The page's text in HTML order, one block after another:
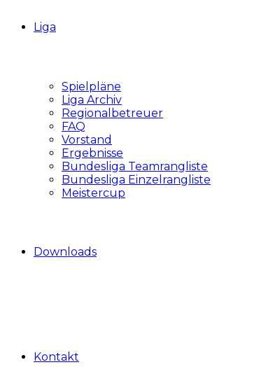
Liga
Spielpläne
Liga Archiv
Regionalbetreuer
FAQ
Vorstand
Ergebnisse
Bundesliga Teamrangliste
Bundesliga Einzelrangliste
Meistercup
Downloads
Kontakt